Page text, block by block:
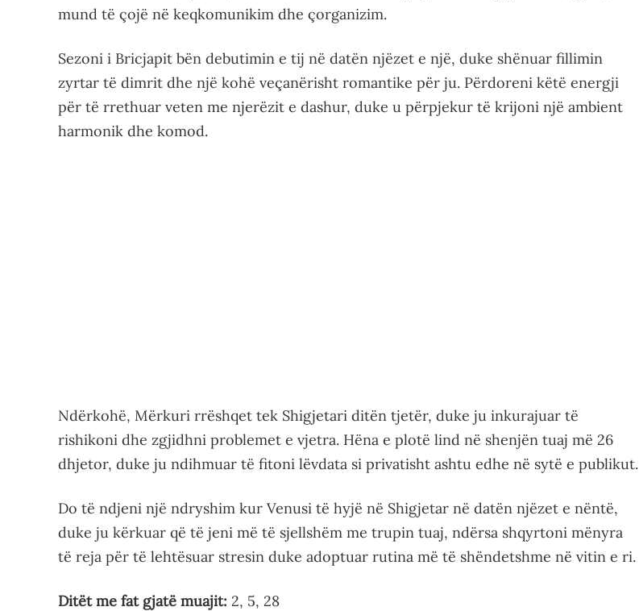
mund të çojë në keqkomunikim dhe çorganizim.
Sezoni i Bricjapit bën debutimin e tij në datën njëzet e një, duke shënuar fillimin
zyrtar të dimrit dhe një kohë veçanërisht romantike për ju. Përdoreni këtë energji
për të rrethuar veten me njerëzit e dashur, duke u përpjekur të krijoni një ambient
harmonik dhe komod.
Ndërkohë, Mërkuri rrëshqet tek Shigjetari ditën tjetër, duke ju inkurajuar të
rishikoni dhe zgjidhni problemet e vjetra. Hëna e plotë lind në shenjën tuaj më 26
dhjetor, duke ju ndihmuar të fitoni lëvdata si privatisht ashtu edhe në sytë e publikut.
Do të ndjeni një ndryshim kur Venusi të hyjë në Shigjetar në datën njëzet e nëntë,
duke ju kërkuar që të jeni më të sjellshëm me trupin tuaj, ndërsa shqyrtoni mënyra
të reja për të lehtësuar stresin duke adoptuar rutina më të shëndetshme në vitin e ri.
Ditët me fat gjatë muajit: 2, 5, 28